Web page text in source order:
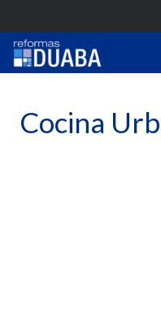
Cocina